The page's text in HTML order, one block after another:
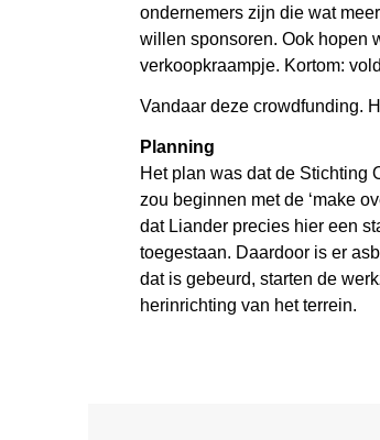
ondernemers zijn die wat
willen sponsoren. Ook hopen
verkoopkraampje. Kortom:
Vandaar deze crowdfunding.
Planning
Het plan was dat de Stichting
zou beginnen met de ‘make
dat Liander precies hier een
toegestaan. Daardoor is er
dat is gebeurd, starten de
herinrichting van het terrein.